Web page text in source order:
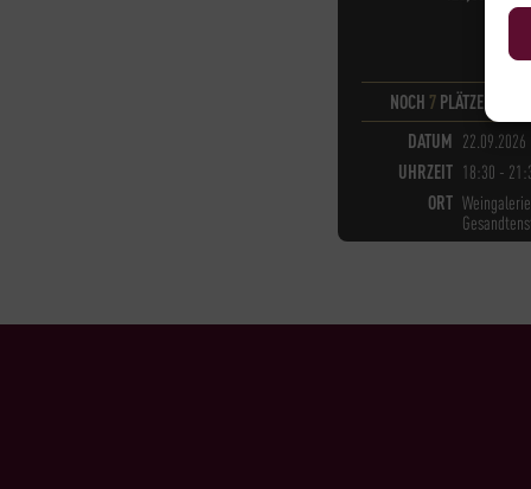
NOCH 7PLÄTZE
DATUM 22.09.2026
UHRZEIT 18:30 -
ORT